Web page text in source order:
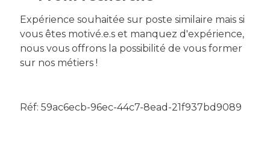
Expérience souhaitée sur poste similaire mais si
vous êtes motivé.e.s et manquez d'expérience,
nous vous offrons la possibilité de vous former
sur nos métiers !
Réf: 59ac6ecb-96ec-44c7-8ead-21f937bd9089